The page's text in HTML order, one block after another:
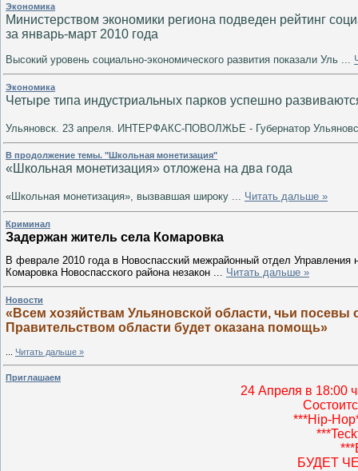
Экономика
Министерством экономики региона подведен рейтинг
за январь-март 2010 года
Высокий уровень социально-экономического развития показали Уль
Экономика
Четыре типа индустриальных парков успешно
Ульяновск. 23 апреля. ИНТЕРФАКС-ПОВОЛЖЬЕ - Губернатор
В продолжение темы. "Школьная монетизация"
«Школьная монетизация» отложена на два года
«Школьная монетизация», вызвавшая широку ... Читать дальше »
Криминал
Задержан житель села Комаровка
В феврале 2010 года в Новоспасский межрайонный отдел Управления
Комаровка Новоспасского района незакон
Читать дальше »
Новости
«Всем хозяйствам Ульяновской области, чьи
Правительством области будет оказана помощь»
Читать дальше »
Приглашаем
24 Апреля в 18:00
***Hip-
БУДЕТ